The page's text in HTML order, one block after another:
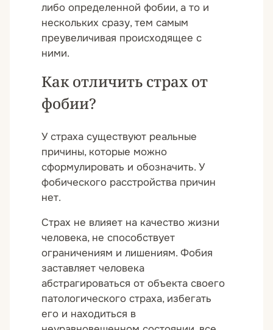
либо определенной фобии, а то и
нескольких сразу, тем самым
преувеличивая происходящее с
ними.
Как отличить страх от
фобии?
У страха существуют реальные
причины, которые можно
сформулировать и обозначить. У
фобического расстройства причин
нет.
Страх не влияет на качество жизни
человека, не способствует
ограничениям и лишениям. Фобия
заставляет человека
абстрагироваться от объекта своего
патологического страха, избегать
его и находиться в